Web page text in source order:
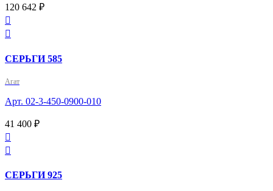
120 642 ₽


СЕРЬГИ 585
Агат
Арт. 02-3-450-0900-010
41 400 ₽


СЕРЬГИ 925